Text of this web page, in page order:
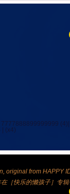
7777888899999999 (4)|
| (x4)
original from HAPPY
［快乐的懒孩子］专